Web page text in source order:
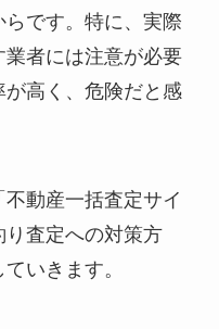
らです。特に、実際
者には注意が必要
高く、危険だと感
動産一括査定サイ
り査定への対策方
いきます。